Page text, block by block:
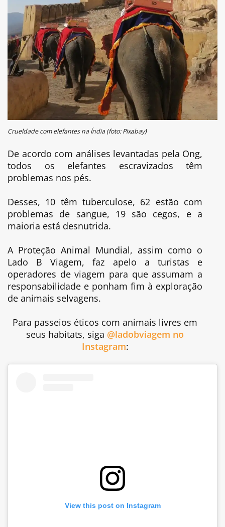
Crueldade com elefantes na Índia (foto: Pixabay)
De acordo com análises levantadas pela Ong,
todos os elefantes escravizados têm
problemas nos pés.
Desses, 10 têm tuberculose, 62 estão com
problemas de sangue, 19 são cegos, e a
maioria está desnutrida.
A Proteção Animal Mundial, assim como o
Lado B Viagem, faz apelo a turistas e
operadores de viagem para que assumam a
responsabilidade e ponham fim à exploração
de animais selvagens.
Para passeios éticos com animais livres em
seus habitats, siga @ladobviagem no
Instagram:
View this post on Instagram